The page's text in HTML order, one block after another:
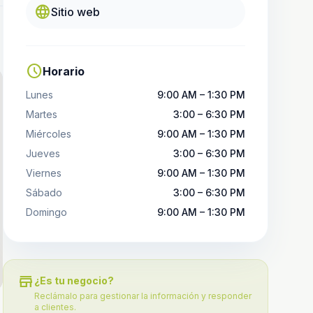
languageSitio web
scheduleHorario
Lunes
9:00 AM – 1:30 PM
Martes
3:00 – 6:30 PM
Miércoles
9:00 AM – 1:30 PM
Jueves
3:00 – 6:30 PM
Viernes
9:00 AM – 1:30 PM
Sábado
3:00 – 6:30 PM
Domingo
9:00 AM – 1:30 PM
store ¿Es tu negocio?
Reclámalo para gestionar la información y responder
a clientes.